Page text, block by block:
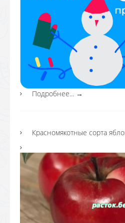
Подробнее... →
Красномякотные сорта